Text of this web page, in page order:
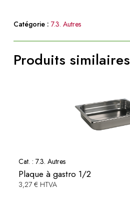
Catégorie : 7.3. Autres
Produits similaires
Cat. : 7.3. Autres
Plaque à gastro 1/2
3,27 € HTVA